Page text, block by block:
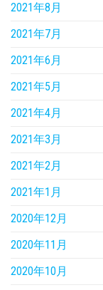
2021年8月
2021年7月
2021年6月
2021年5月
2021年4月
2021年3月
2021年2月
2021年1月
2020年12月
2020年11月
2020年10月